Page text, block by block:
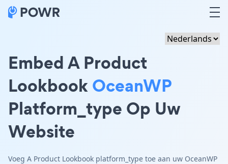
Embed A Product
LookbookOceanWP
Platform_type Op Uw
Website
Voeg A Product Lookbook platform_type toe aan uw OceanWP